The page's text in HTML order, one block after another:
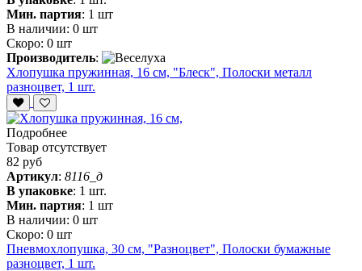
Мин. партия: 1 шт
В наличии: 0 шт
Скоро: 0 шт
Производитель:
Хлопушка пружинная, 16 см, "Блеск", Полоски металл
разноцвет, 1 шт.
Подробнее
Товар отсутствует
82 руб
Артикул: 8116_д
В упаковке: 1 шт.
Мин. партия: 1 шт
В наличии: 0 шт
Скоро: 0 шт
Пневмохлопушка, 30 см, "Разноцвет", Полоски бумажные
разноцвет, 1 шт.